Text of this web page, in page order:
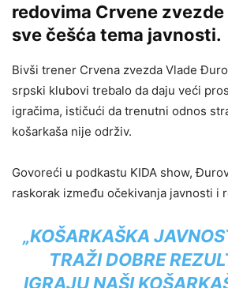
redovima Crvene
sve češća tema javnosti.
Bivši trener Crvena zvezda Vlade
srpski klubovi trebalo da daju veći
igračima, ističući da trenutni odnos
košarkaša nije održiv.
Govoreći u podkastu KIDA show,
raskorak između očekivanja javnosti i
„KOŠARKAŠKA
TRAŽI DOBRE
IGRAJU NAŠI